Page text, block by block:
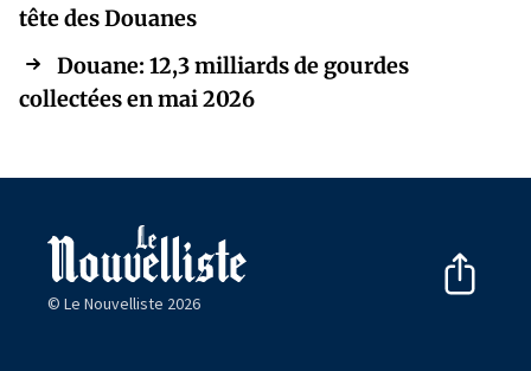
tête des Douanes
Douane: 12,3 milliards de gourdes
collectées en mai 2026
© Le Nouvelliste 2026